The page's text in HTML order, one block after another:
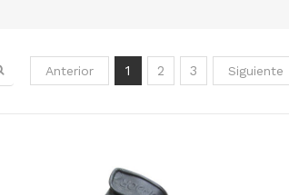
Anterior 1 2 3 Siguiente